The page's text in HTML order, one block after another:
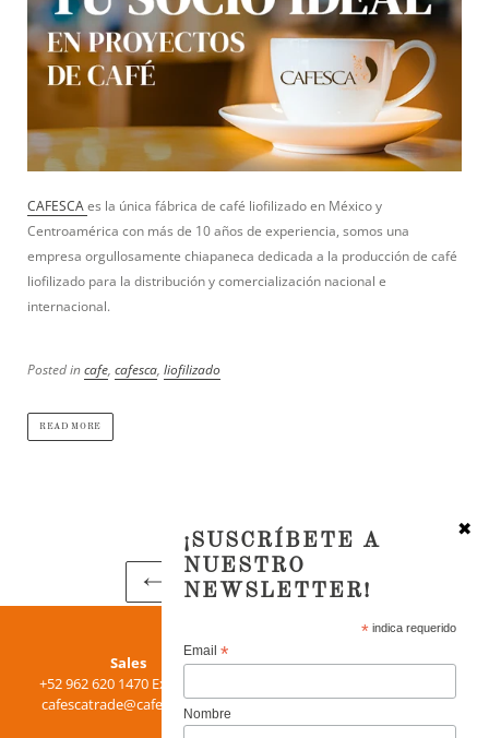
✖
¡SUSCRÍBETE A
NUESTRO
NEWSLETTER!
*indica requerido
Email *
Nombre
CAFESCA es la única fábrica de café liofilizado en México y
Centroamérica con más de 10 años de experiencia, somos una
empresa orgullosamente chiapaneca dedicada a la producción de café
liofilizado para la distribución y comercialización nacional e
internacional.
Posted in cafe, cafesca, liofilizado
READ MORE
PREVIOUS
Page 2 of 2
NEXT
navigate
Sales
+52 962 620 1470 Ext. 15105
cafescatrade@cafesca.com
chernandez@cafesca.com